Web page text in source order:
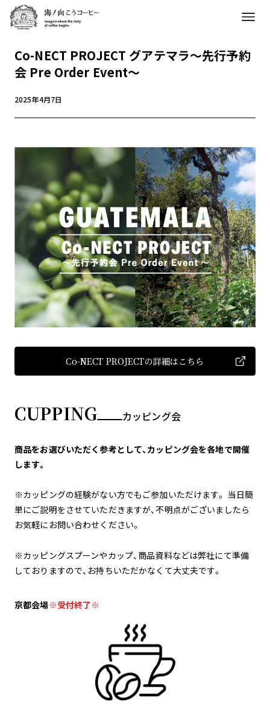
Co-NECT PROJECT グアテマラ～先行予約
会 Pre Order Event～
2025年4月7日
Co-NECT PROJECTの詳細はこちら
CUPPING カッピング会
商品をお選びいただく参考として、カッピング会を各地で開催
します。
※カッピングの経験がない方でもご参加いただけます。 当日簡
単にご説明をさせていただきますが、不明点がございましたら
お気軽にお問い合わせください。
※カッピングスプーンやカップ、商品資料などは弊社にて準備
しておりますので、お持ちいただかなくて大丈夫です。
京都会場※受付終了※